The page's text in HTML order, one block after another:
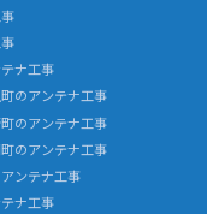
ナ工事
のアンテナ工事
のアンテナ工事
のアンテナ工事
ンテナ工事
ナ工事